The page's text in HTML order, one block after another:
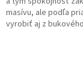
masívu, ale podľa
vyrobiť aj z